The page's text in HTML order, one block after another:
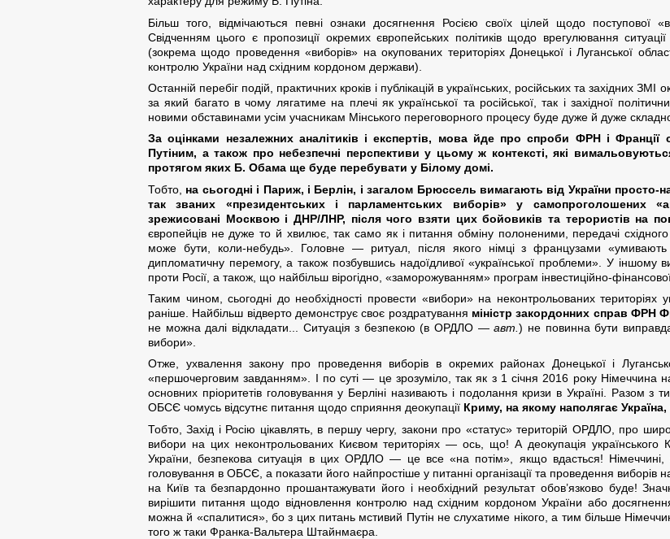
Більш того, відмічаються певні ознаки досягнення Росією своїх цілей щодо поступової
Свідченням цього є пропозиції окремих європейських політиків щодо врегулювання
(зокрема щодо проведення «виборів» на окупованих територіях Донецької і Луганської
контролю України над східним кордоном держави).
Останній перебіг подій, практичних кроків і публікацій в українських, російських та західних
за який багато в чому лягатиме на плечі як української та російської, так і західної
новими обставинами усім учасникам Мінського переговорного процесу буде дуже й дуже
За оцінками незалежних аналітиків і експертів, мова йде про спроби ФРН і Франції
Путіним, а також про небезпечні перспективи у цьому ж контексті, які
протягом яких Б. Обама ще буде перебувати у Білому домі.
Тобто, на сьогодні і Париж, і Берлін, і загалом Брюссель вимагають від України просто-
так званих «президентських і парламентських виборів» у самопроголошених
зрежисовані Москвою і ДНР/ЛНР, після чого взяти цих бойовиків та терористів на
європейців не дуже то й хвилює, так само як і питання обміну полоненими, передачі
може бути, коли-небудь». Головне — ритуал, після якого німці з французами
дипломатичну перемогу, а також позбувшись надоїдливої «української проблеми». У іншому
проти Росії, а також, що найбільш вірогідно, «заморожуванням» програм інвестиційно-
Таким чином, сьогодні до необхідності провести «вибори» на неконтрольованих територіях
раніше. Найбільш відверто демонструє своє роздратування міністр закордонних справ ФРН
не можна далі відкладати... Ситуація з безпекою (в ОРДЛО —авт.) не повинна бути
вибори».
Отже, ухвалення закону про проведення виборів в окремих районах Донецької і
«першочерговим завданням». І по суті — це зрозуміло, так як з 1 січня 2016 року
основних пріоритетів головування у Берліні називають і подолання кризи в Україні. Разом з
ОБСЄ чомусь відсутнє питання щодо сприяння деокупації Криму, на якому наполягає
Тобто, Захід і Росію цікавлять, в першу чергу, закони про «статус» територій ОРДЛО, про
вибори на цих неконтрольованих Києвом територіях — ось, що! А деокупація українського
України, безпекова ситуація в цих ОРДЛО — це все «на потім», якщо вдасться!
головування в ОБСЄ, а показати його найпростіше у питанні організації та проведення виборів
на Київ та безпардонно прошантажувати його і необхідний результат обов’язково буде!
вирішити питання щодо відновлення контролю над східним кордоном України або
можна й «спалитися», бо з цих питань мстивий Путін не слухатиме нікого, а тим більше
того ж таки Франка-Вальтера Штайнмаєра.